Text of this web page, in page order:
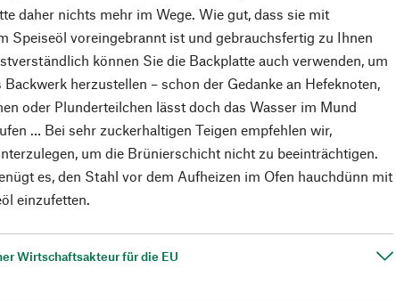
daher nichts mehr im Wege. Wie gut, dass sie mit
Speiseöl voreingebrannt ist und gebrauchsfertig zu Ihnen
können Sie die Backplatte auch verwenden, um
Backwerk herzustellen – schon der Gedanke an Hefeknoten,
oder Plunderteilchen lässt doch das Wasser im Mund
… Bei sehr zuckerhaltigen Teigen empfehlen wir,
um die Brünierschicht nicht zu beeinträchtigen.
es, den Stahl vor dem Aufheizen im Ofen hauchdünn mit
einzufetten.
Wirtschaftsakteur für die EU